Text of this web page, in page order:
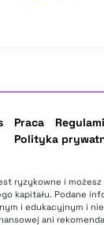
Praca
Polityka
ryzykowne i
kapitału. Podane
i edukacyjnym i
ani